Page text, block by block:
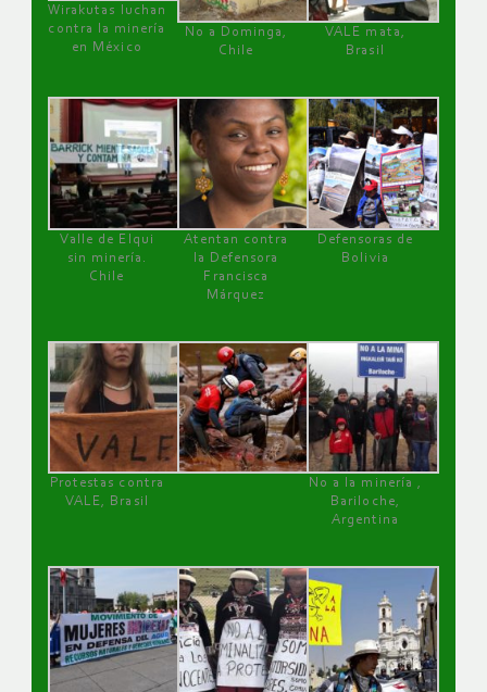
Wirakutas luchan
contra la minería
en México
No a Dominga,
Chile
VALE mata,
Brasil
Valle de Elqui
sin minería.
Chile
Atentan contra
la Defensora
Francisca
Márquez
Defensoras de
Bolivia
Protestas contra
VALE, Brasil
No a la minería ,
Bariloche,
Argentina